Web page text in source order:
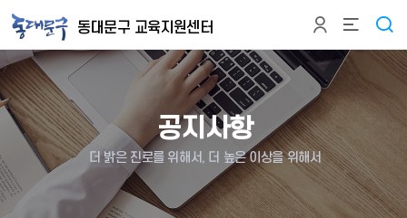
동대문구 교육지원센터
공지사항
더 밝은 진로를 위해서, 더 높은 이상을 위해서